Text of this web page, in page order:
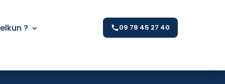
? 09 78 45 27 40